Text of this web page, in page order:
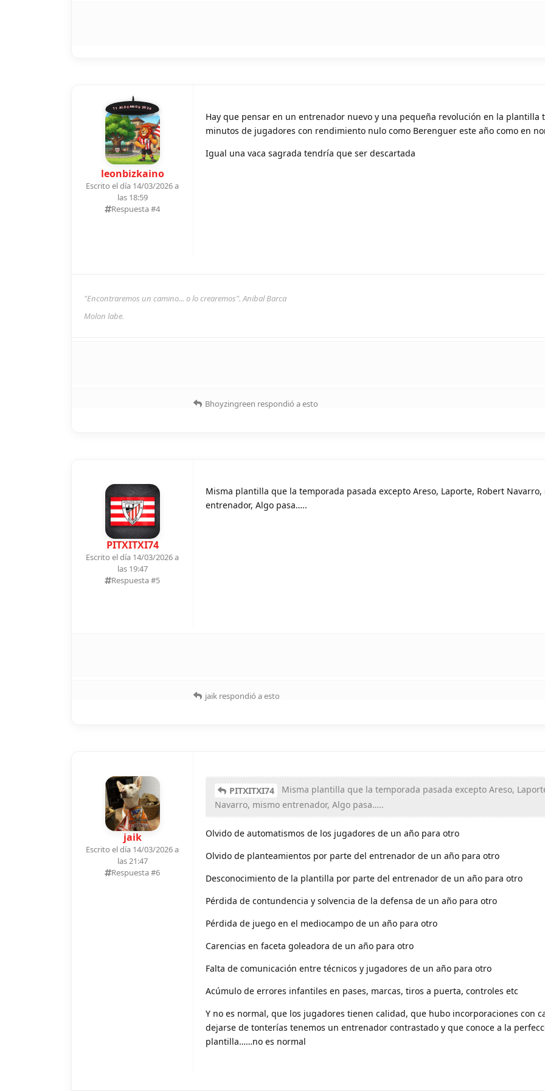
11 ALDEANOS 2026
leonbizkaino
Escrito el día 14/03/2026 a
las 18:59
Respuesta #4
Hay que pensar en un entrenador nuevo y una pequeña revolución en la plantilla
minutos de jugadores con rendimiento nulo como Berenguer este año como en
Igual una vaca sagrada tendría que ser descartada
"Encontraremos un camino... o lo crearemos". Anibal Barca
Molon labe.
Bhoyzingreen respondió a esto
PITXITXI74
Escrito el día 14/03/2026 a
las 19:47
Respuesta #5
Misma plantilla que la temporada pasada excepto Areso, Laporte, Robert Navarro,
entrenador, Algo pasa…..
jaik respondió a esto
jaik
Escrito el día 14/03/2026 a
las 21:47
Respuesta #6
PITXITXI74
Misma plantilla que la temporada pasada excepto Areso,
Navarro, mismo entrenador, Algo pasa…..
Olvido de automatismos de los jugadores de un año para otro
Olvido de planteamientos por parte del entrenador de un año para otro
Desconocimiento de la plantilla por parte del entrenador de un año para otro
Pérdida de contundencia y solvencia de la defensa de un año para otro
Pérdida de juego en el mediocampo de un año para otro
Carencias en faceta goleadora de un año para otro
Falta de comunicación entre técnicos y jugadores de un año para otro
Acúmulo de errores infantiles en pases, marcas, tiros a puerta, controles etc
Y no es normal, que los jugadores tienen calidad, que hubo incorporaciones con
dejarse de tonterías tenemos un entrenador contrastado y que conoce a la
plantilla……no es normal